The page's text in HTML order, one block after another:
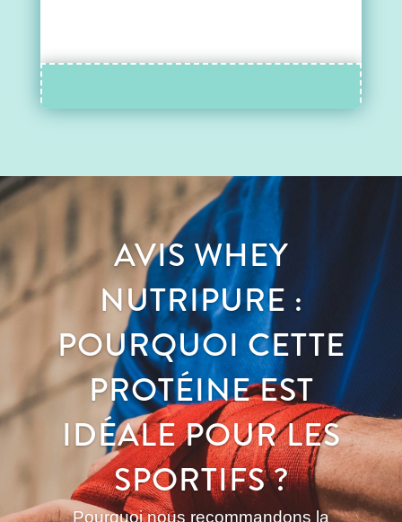
AVIS WHEY
NUTRIPURE :
POURQUOI CETTE
PROTÉINE EST
IDÉALE POUR LES
SPORTIFS ?
Pourquoi nous recommandons la